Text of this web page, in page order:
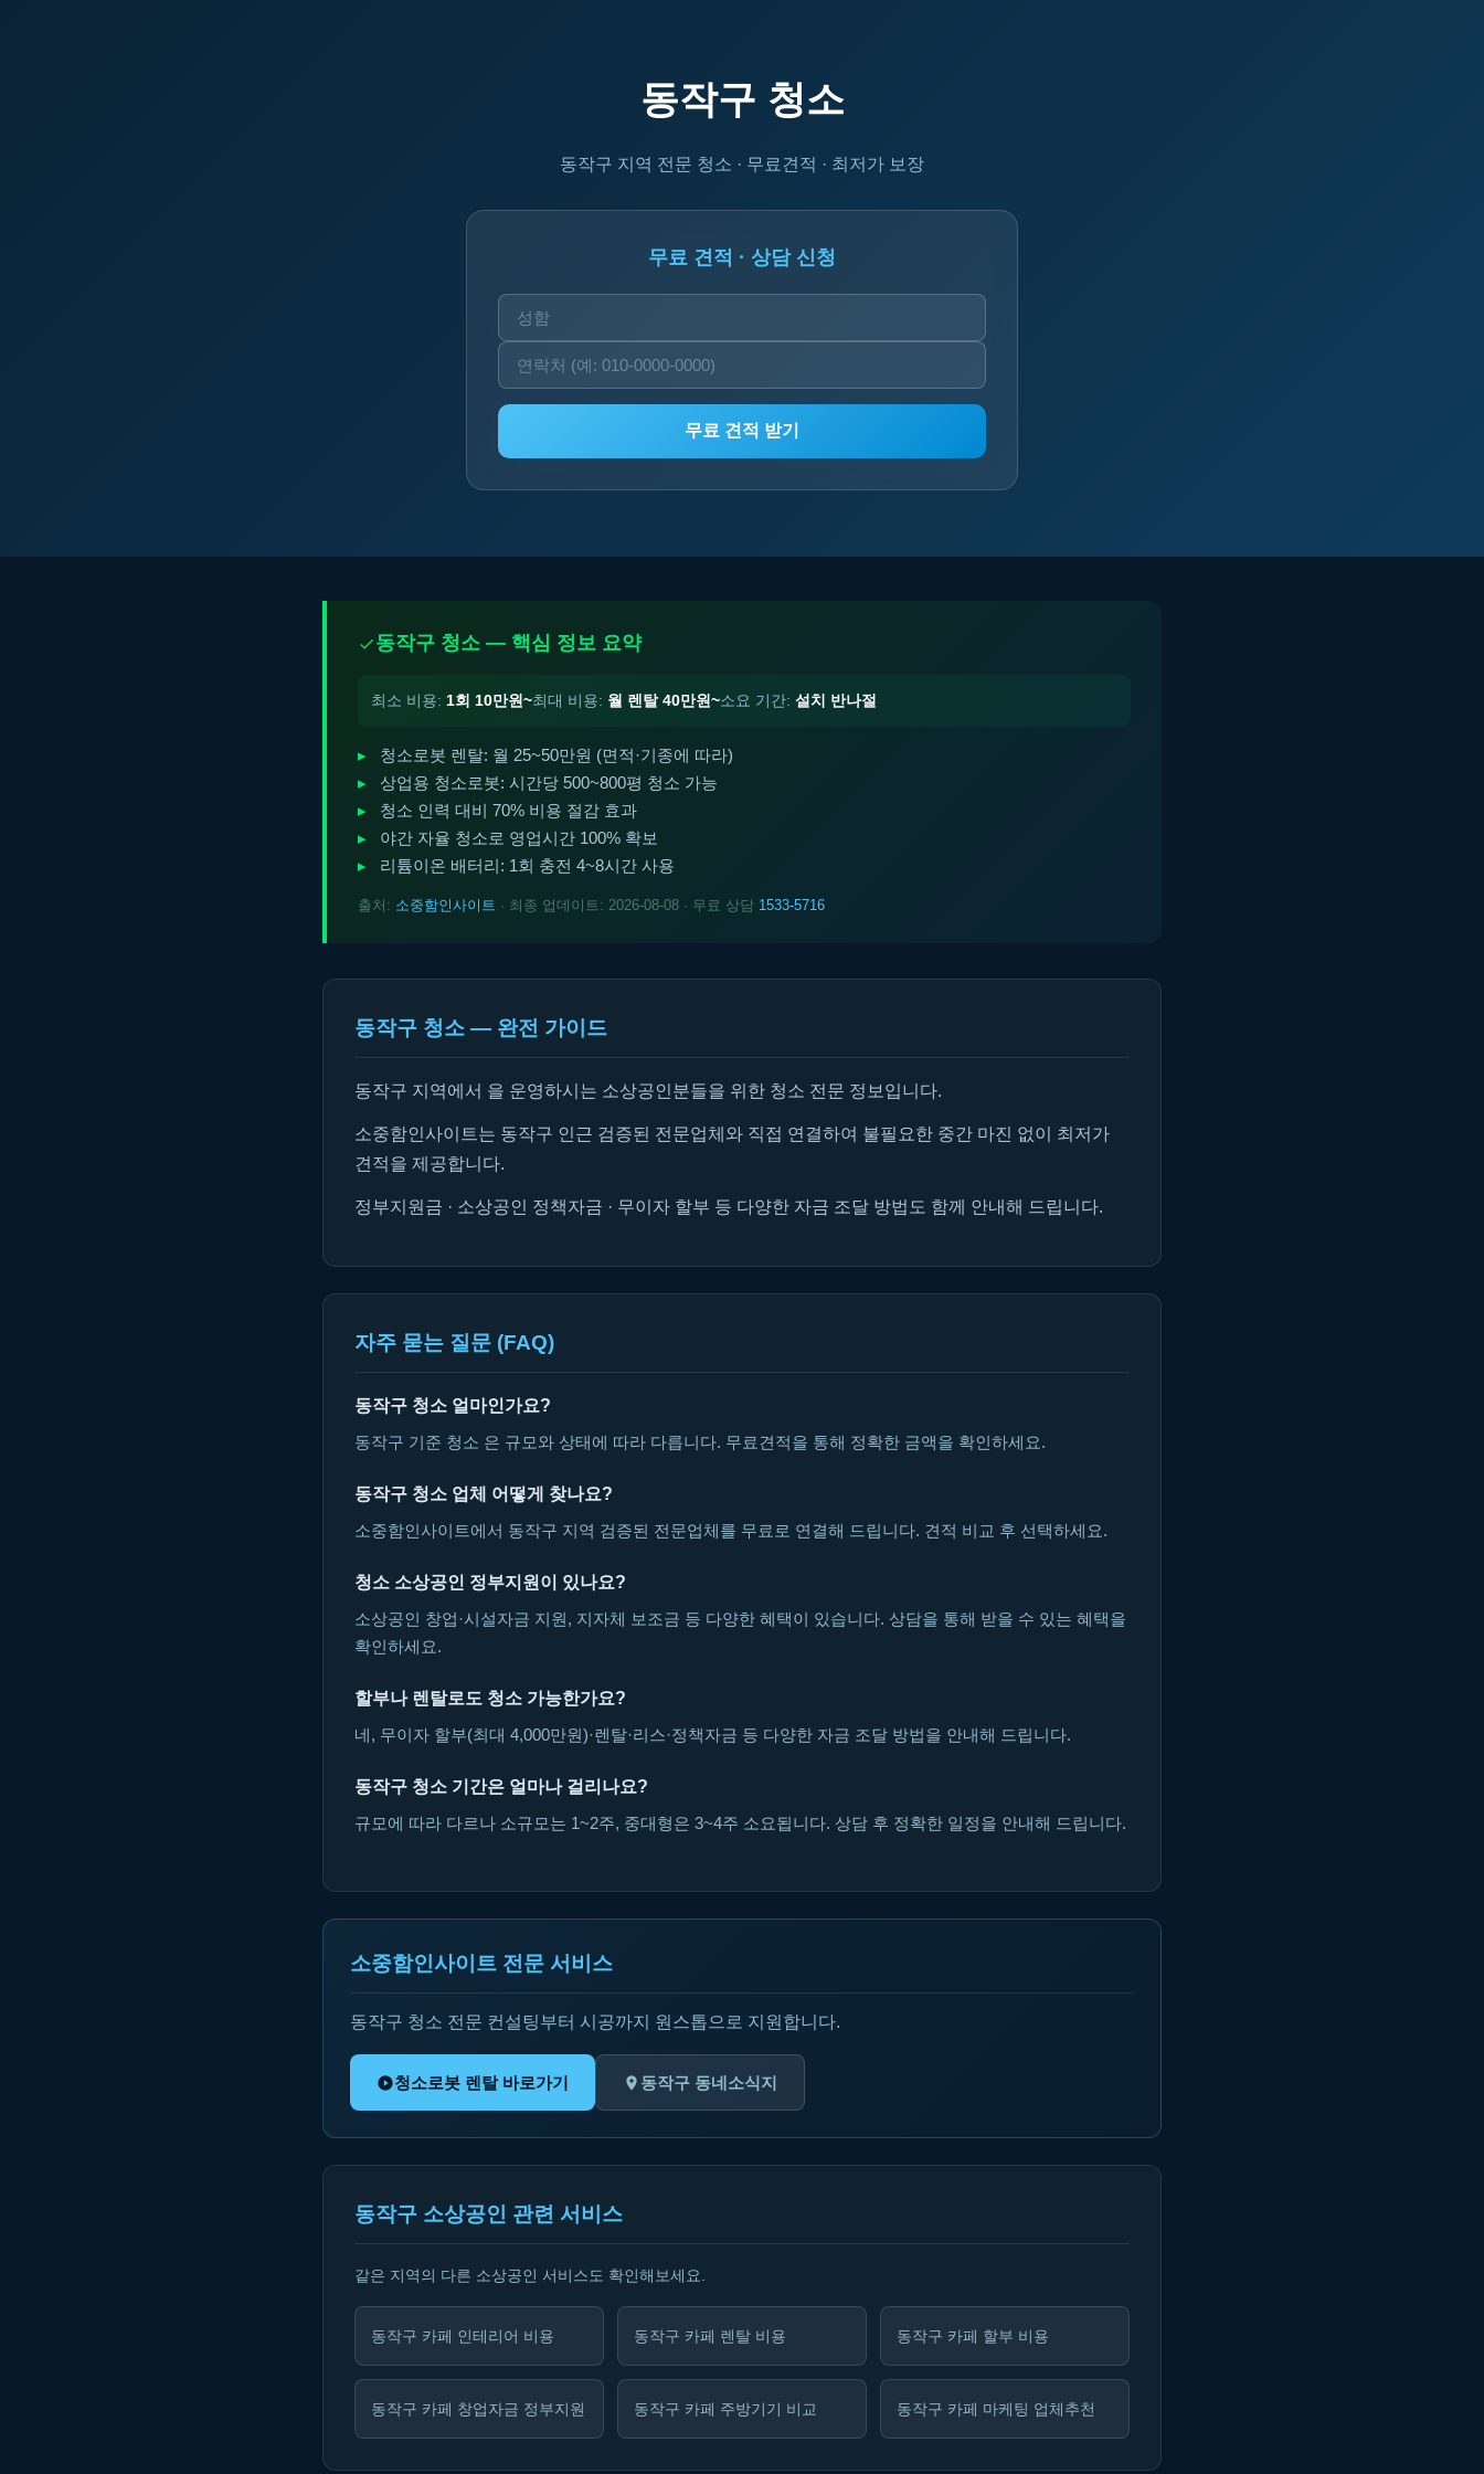
동작구 청소
동작구 지역 전문 청소 · 무료견적 · 최저가 보장
무료 견적 · 상담 신청
무료 견적 받기
동작구 청소 — 핵심 정보 요약
최소 비용: 1회 10만원~최대 비용: 월 렌탈 40만원~소요 기간: 설치 반나절
청소로봇 렌탈: 월 25~50만원 (면적·기종에 따라)
상업용 청소로봇: 시간당 500~800평 청소 가능
청소 인력 대비 70% 비용 절감 효과
야간 자율 청소로 영업시간 100% 확보
리튬이온 배터리: 1회 충전 4~8시간 사용
출처: 소중함인사이트 · 최종 업데이트: 2026-08-08 · 무료 상담 1533-5716
동작구 청소 — 완전 가이드
동작구 지역에서 을 운영하시는 소상공인분들을 위한 청소 전문 정보입니다.
소중함인사이트는 동작구 인근 검증된 전문업체와 직접 연결하여 불필요한 중간 마진 없이 최저가
견적을 제공합니다.
정부지원금 · 소상공인 정책자금 · 무이자 할부 등 다양한 자금 조달 방법도 함께 안내해 드립니다.
자주 묻는 질문 (FAQ)
동작구 청소 얼마인가요?
동작구 기준 청소 은 규모와 상태에 따라 다릅니다. 무료견적을 통해 정확한 금액을 확인하세요.
동작구 청소 업체 어떻게 찾나요?
소중함인사이트에서 동작구 지역 검증된 전문업체를 무료로 연결해 드립니다. 견적 비교 후 선택하세요.
청소 소상공인 정부지원이 있나요?
소상공인 창업·시설자금 지원, 지자체 보조금 등 다양한 혜택이 있습니다. 상담을 통해 받을 수 있는 혜택을
확인하세요.
할부나 렌탈로도 청소 가능한가요?
네, 무이자 할부(최대 4,000만원)·렌탈·리스·정책자금 등 다양한 자금 조달 방법을 안내해 드립니다.
동작구 청소 기간은 얼마나 걸리나요?
규모에 따라 다르나 소규모는 1~2주, 중대형은 3~4주 소요됩니다. 상담 후 정확한 일정을 안내해 드립니다.
소중함인사이트 전문 서비스
동작구 청소 전문 컨설팅부터 시공까지 원스톱으로 지원합니다.
청소로봇 렌탈 바로가기 동작구 동네소식지
동작구 소상공인 관련 서비스
같은 지역의 다른 소상공인 서비스도 확인해보세요.
동작구 카페 인테리어 비용 동작구 카페 렌탈 비용 동작구 카페 할부 비용
동작구 카페 창업자금 정부지원 동작구 카페 주방기기 비교 동작구 카페 마케팅 업체추천